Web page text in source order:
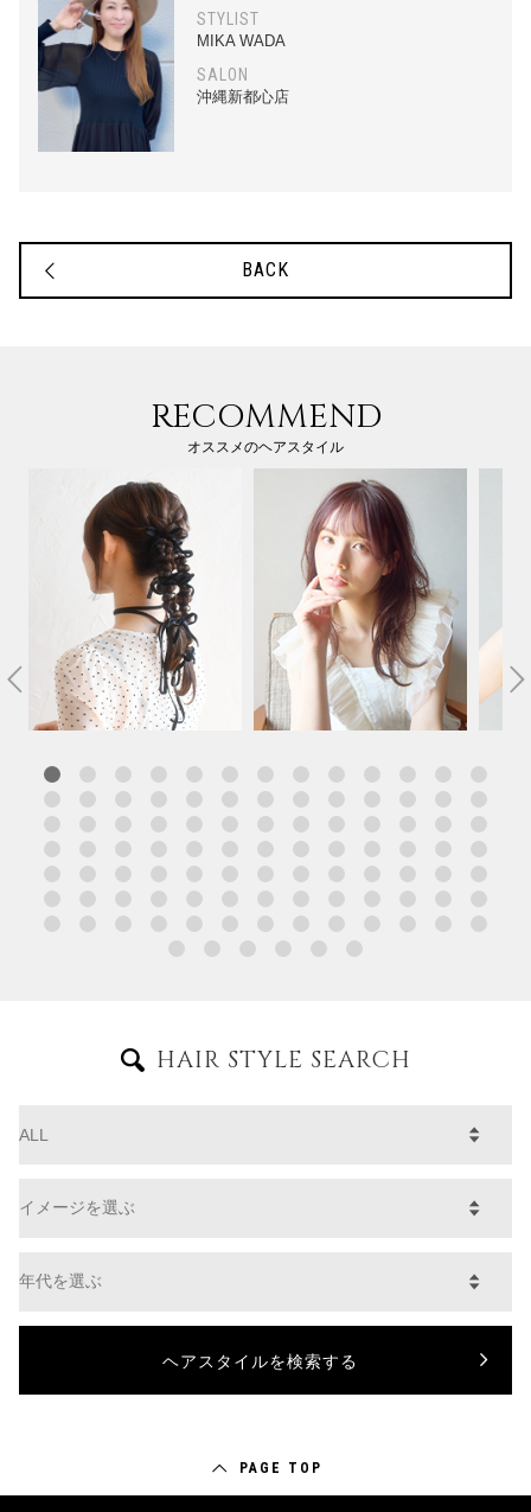
STYLIST
MIKA WADA
SALON
沖縄新都心店
BACK
RECOMMEND
オススメのヘアスタイル
HAIR STYLE SEARCH
PAGE TOP